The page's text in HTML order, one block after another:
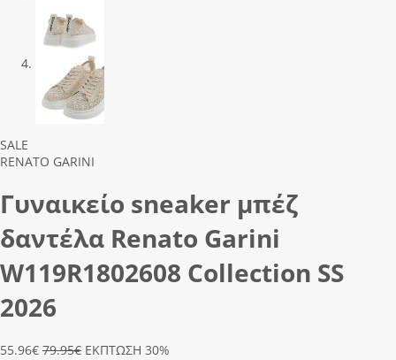
Previous
Next
SALE
RENATO GARINI
Γυναικείο sneaker μπέζ
δαντέλα Renato Garini
W119R1802608 Collection SS
2026
55.96€ 79.95€ ΕΚΠΤΩΣΗ 30%